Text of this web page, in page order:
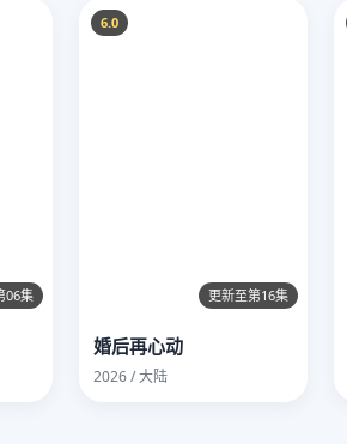
06集
6.0
更新至第16集
婚后再心动
2026 / 大陆